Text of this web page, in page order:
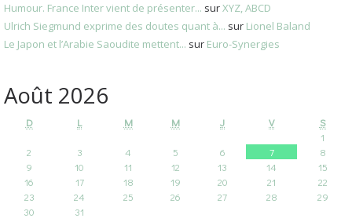
Humour. France Inter vient de présenter... surXYZ, ABCD
Ulrich Siegmund exprime des doutes quant à... sur Lionel Baland
Le Japon et l’Arabie Saoudite mettent... sur Euro-Synergies
Août 2026
D L M M J V
S
1
2
3 4 5 6 7
8
9
10 11 12 13 14
15
16
17 18 19 20 21
22
23
24 25 26 27 28
29
30
31